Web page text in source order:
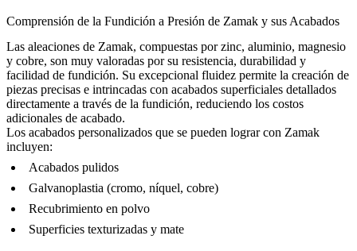
Comprensión de la Fundición a Presión de Zamak y sus Acabados
Las aleaciones de Zamak, compuestas por zinc, aluminio, magnesio
y cobre, son muy valoradas por su resistencia, durabilidad y
facilidad de fundición. Su excepcional fluidez permite la creación de
piezas precisas e intrincadas con acabados superficiales detallados
directamente a través de la fundición, reduciendo los costos
adicionales de acabado.
Los acabados personalizados que se pueden lograr con Zamak
incluyen:
Acabados pulidos
Galvanoplastia (cromo, níquel, cobre)
Recubrimiento en polvo
Superficies texturizadas y mate